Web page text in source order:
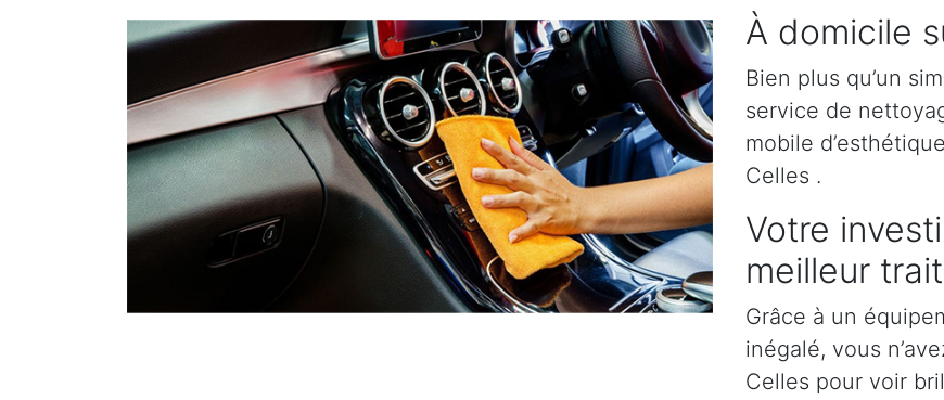
À domicile
Bien plus qu’un
service de
mobile
Celles .
Votre
meilleur
Grâce à un
inégalé, vous
Celles pour voir